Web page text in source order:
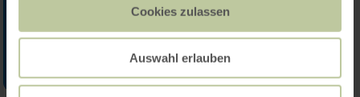
Cookies zulassen
Auswahl erlauben